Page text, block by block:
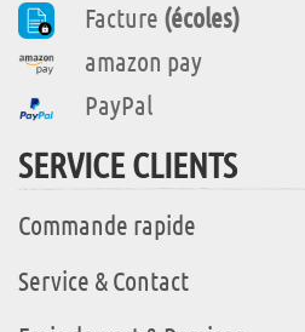
Facture (écoles)
amazon pay
PayPal
SERVICE CLIENTS
Commande rapide
Service & Contact